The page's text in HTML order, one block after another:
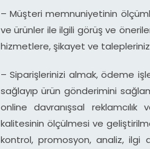
– Müşteri memnuniyetinin
ve ürünler ile ilgili görüş ve
hizmetlere, şikayet ve
– Siparişlerinizi almak, ödeme
sağlayıp ürün gönderimini
online davranışsal
kalitesinin ölçülmesi ve
kontrol, promosyon, analiz, ilgi